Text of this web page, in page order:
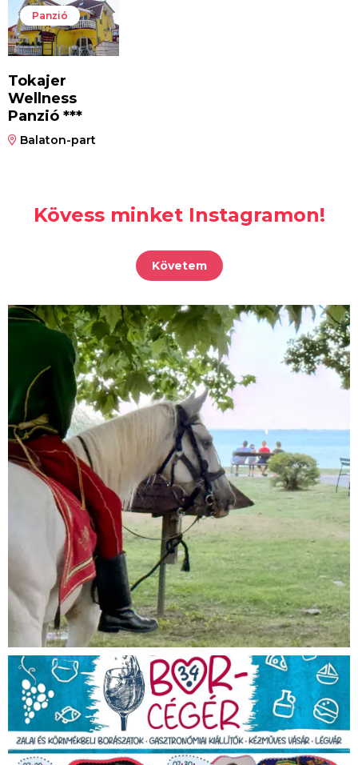
Panzió
Tokajer
Wellness
Panzió ***
Balaton-part
Kövess minket Instagramon!
Követem